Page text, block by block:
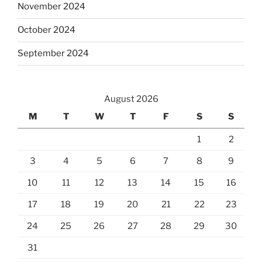
November 2024
October 2024
September 2024
August 2026
M
T W T F S S
1 2
3 4 5 6 7 8 9
10 11 12 13 14 15 16
17 18 19 20 21 22 23
24 25 26 27 28 29 30
31